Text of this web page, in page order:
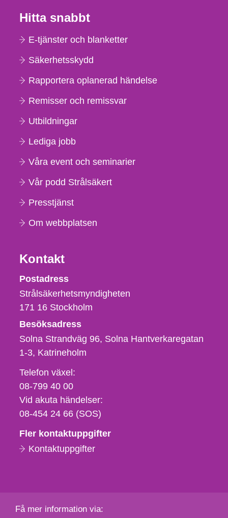
Hitta snabbt
E-tjänster och blanketter
Säkerhetsskydd
Rapportera oplanerad händelse
Remisser och remissvar
Utbildningar
Lediga jobb
Våra event och seminarier
Vår podd Strålsäkert
Presstjänst
Om webbplatsen
Kontakt
Strålsäkerhetsmyndigheten
Postadress
Strålsäkerhetsmyndigheten
171 16 Stockholm
Besöksadress
Solna Strandväg 96, Solna Hantverkaregatan
1-3 Katrineholm
Telefon,
fax
och
e-
Telefon växel:
08-799 40 00
Vid akuta händelser:
08-454 24 66 (SOS)
Fler kontaktuppgifter
Kontaktuppgifter
Få mer information via: